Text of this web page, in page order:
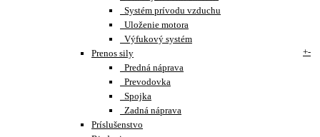
Systém prívodu vzduchu
Uloženie motora
Výfukový systém
Prenos sily
+-
Predná náprava
Prevodovka
Spojka
Zadná náprava
Príslušenstvo